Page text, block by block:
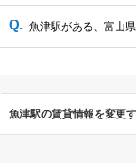
魚津駅がある、富山
魚津駅の賃貸情報を変更